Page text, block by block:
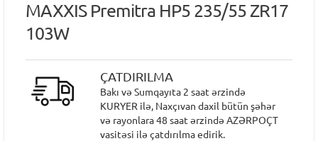
MAXXIS Premitra HP5 235/55 ZR17
103W
ÇATDIRILMA
Bakı və Sumqayıta 2 saat ərzində
KURYER ilə, Naxçıvan daxil bütün şəhər
və rayonlara 48 saat ərzində AZƏRPOÇT
vasitəsi ilə çatdırılma edirik.